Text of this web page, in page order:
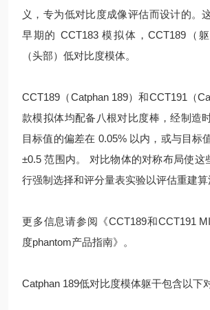
义，专为低对比度成像评估而设计的。
早期的 CCT183 模拟体，CCT189（
（头部）低对比度模体。
CCT189（Catphan 189）和CCT191 （
款模拟体均配备八根对比度棒，经制造
目标值的偏差在 0.05% 以内，或与目标
±0.5 范围内。 对比物体的对称布局使这
行强制选择和评分量表实验以评估重建算
更多信息请参阅《CCT189和CCT191
度phantom产品指南》。
Catphan 189低对比度模体躯干包含以下